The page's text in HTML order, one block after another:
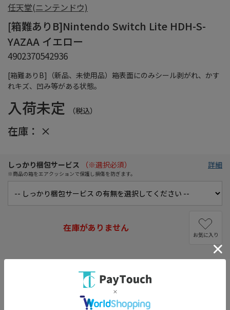
[箱難ありB]（新品、未使用品）箱表面にのみシール剥がれ、かす
れキズ、凹み等がある状態。
任天堂(ニンテンドウ)
[箱難ありB]Nintendo Switch Lite HDH-S-
YAZAA イエロー
4902370542936
入荷未定 （税込）
在庫： ×
しっかり梱包サービス （※選択必須）
※商品の箱をエアクッションで保護し損傷を防ぎます。
詳細
在庫がありません
お気に入り
※クーポンプレゼントキャンペーンは対象外になります
※メーカーキャンペーン特典等はロットにより添付がない場合が
■セット内容
Nintendo Switch Lite本体×1台